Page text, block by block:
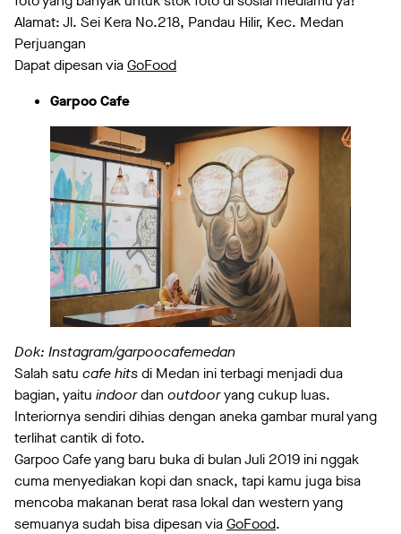
Alamat: Jl. Sei Kera No.218, Pandau Hilir, Kec. Medan
Perjuangan
Dapat dipesan viaGoFood
Garpoo Cafe
Dok: Instagram/garpoocafemedan
Salah satu cafe hitsdi Medan ini terbagi menjadi dua
bagian, yaitu indoordan outdooryang cukup luas.
Interiornya sendiri dihias dengan aneka gambar mural yang
terlihat cantik di foto.
Garpoo Cafe yang baru buka di bulan Juli 2019 ini nggak
cuma menyediakan kopi dan snack, tapi kamu juga bisa
mencoba makanan berat rasa lokal dan western yang
semuanya sudah bisa dipesan viaGoFood.